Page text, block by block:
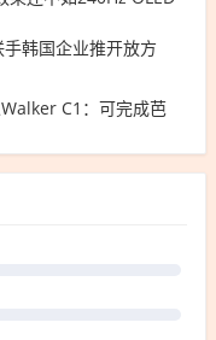
韩国企业推开放方
C1：可完成芭